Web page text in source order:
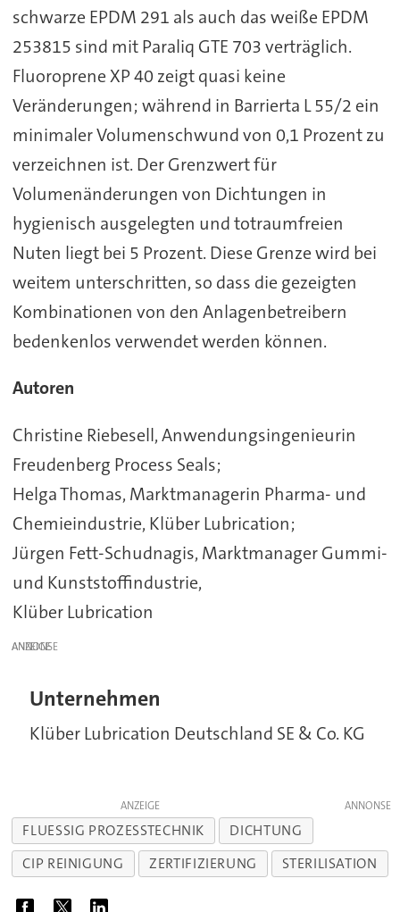
schwarze EPDM 291 als auch das weiße EPDM
253815 sind mit Paraliq GTE 703 verträglich.
Fluoroprene XP 40 zeigt quasi keine
Veränderungen; während in Barrierta L 55/2 ein
minimaler Volumenschwund von 0,1 Prozent zu
verzeichnen ist. Der Grenzwert für
Volumenänderungen von Dichtungen in
hygienisch ausgelegten und totraumfreien
Nuten liegt bei 5 Prozent. Diese Grenze wird bei
weitem unterschritten, so dass die gezeigten
Kombinationen von den Anlagenbetreibern
bedenkenlos verwendet werden können.
Autoren
Christine Riebesell, Anwendungsingenieurin
Freudenberg Process Seals;
Helga Thomas, Marktmanagerin Pharma- und
Chemieindustrie, Klüber Lubrication;
Jürgen Fett-Schudnagis, Marktmanager Gummi-
und Kunststoffindustrie,
Klüber Lubrication
ANZEIGE
Unternehmen
Klüber Lubrication Deutschland SE & Co. KG
ANZEIGE
FLUESSIG PROZESSTECHNIK
DICHTUNG
CIP REINIGUNG
ZERTIFIZIERUNG STERILISATION